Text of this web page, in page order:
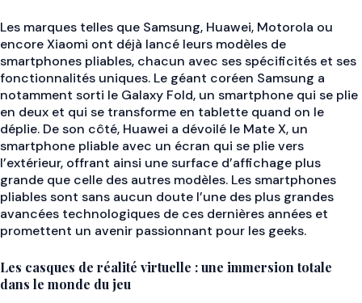
Les marques telles que Samsung, Huawei, Motorola ou
encore Xiaomi ont déjà lancé leurs modèles de
smartphones pliables, chacun avec ses spécificités et ses
fonctionnalités uniques. Le géant coréen Samsung a
notamment sorti le Galaxy Fold, un smartphone qui se plie
en deux et qui se transforme en tablette quand on le
déplie. De son côté, Huawei a dévoilé le Mate X, un
smartphone pliable avec un écran qui se plie vers
l’extérieur, offrant ainsi une surface d’affichage plus
grande que celle des autres modèles. Les smartphones
pliables sont sans aucun doute l’une des plus grandes
avancées technologiques de ces dernières années et
promettent un avenir passionnant pour les geeks.
Les casques de réalité virtuelle : une immersion totale
dans le monde du jeu